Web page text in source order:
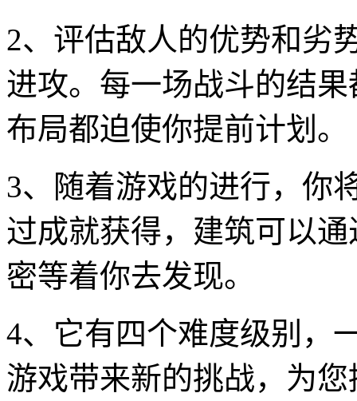
2、评估敌人的优势和劣
进攻。每一场战斗的结
布局都迫使你提前计划。
3、随着游戏的进行，你
过成就获得，建筑可以
密等着你去发现。
4、它有四个难度级别，
游戏带来新的挑战，为